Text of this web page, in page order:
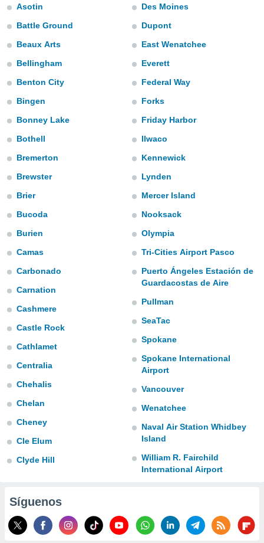
permite
seguir
coste.
a la
todas
nuestros
y análisis
así como
perfil
y
en
nuestra
cookies
aceptar
de
CONFIGURACIÓN
Asotin
Battle Ground
Beaux Arts
Bellingham
Benton City
Bingen
Bonney Lake
Bothell
Bremerton
Brewster
Brier
Bucoda
Burien
Camas
Carbonado
Carnation
Cashmere
Castle Rock
Cathlamet
Centralia
Chehalis
Chelan
Cheney
Cle Elum
Clyde Hill
Des Moines
Dupont
East Wenatchee
Everett
Federal Way
Forks
Friday Harbor
Ilwaco
Kennewick
Lynden
Mercer Island
Nooksack
Olympia
Tri-Cities Airport Pasco
Puerto Ángeles Estación de
Guardacostas de Aire
Pullman
SeaTac
Spokane
Spokane International
Airport
Vancouver
Wenatchee
Naval Air Station Whidbey
Island
William R. Fairchild
International Airport
Síguenos